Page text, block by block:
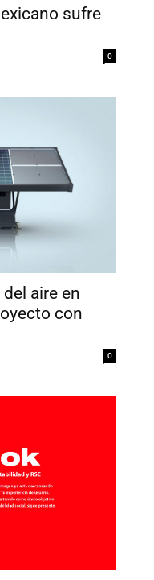
sufre
0
aire en
con
0